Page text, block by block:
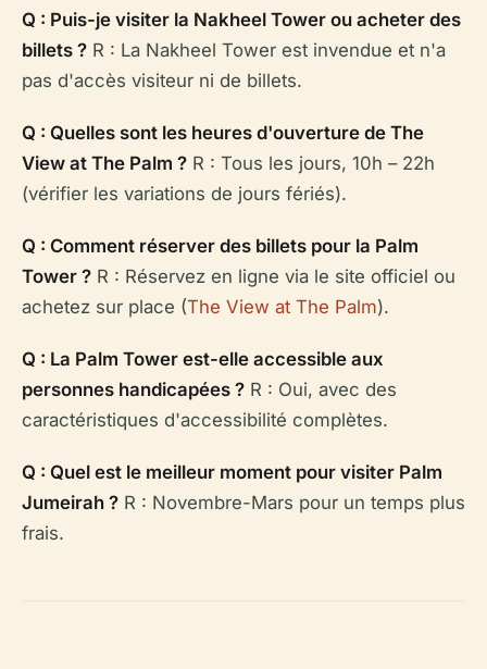
Q : Puis-je visiter la Nakheel Tower ou acheter des
billets ? R : La Nakheel Tower est invendue et n'a
pas d'accès visiteur ni de billets.
Q : Quelles sont les heures d'ouverture de The
View at The Palm ? R : Tous les jours, 10h – 22h
(vérifier les variations de jours fériés).
Q : Comment réserver des billets pour la Palm
Tower ? R : Réservez en ligne via le site officiel ou
achetez sur place (The View at The Palm).
Q : La Palm Tower est-elle accessible aux
personnes handicapées ? R : Oui, avec des
caractéristiques d'accessibilité complètes.
Q : Quel est le meilleur moment pour visiter Palm
Jumeirah ? R : Novembre-Mars pour un temps plus
frais.